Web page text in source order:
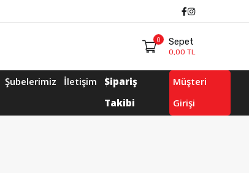
Facebook
Instagram
0 Sepet
0,00 TL
Şubelerimiz İletişim
Sipariş
Takibi
Müşteri
Girişi